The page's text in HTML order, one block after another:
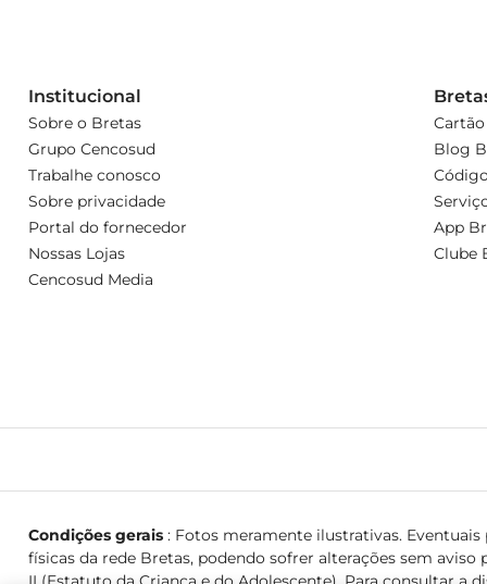
Institucional
Sobre o Bretas
Grupo Cencosud
Trabalhe conosco
Sobre privacidade
Portal do fornecedor
Nossas Lojas
Cencosud Media
Blog
App
Clube
Condições gerais: Fotos meramente ilustrativas. Eventuais
físicas da rede Bretas, podendo sofrer alterações sem aviso